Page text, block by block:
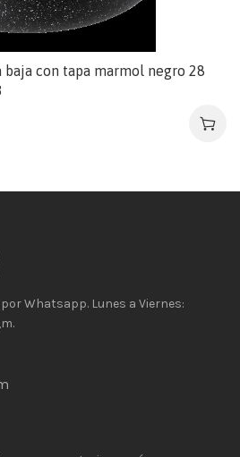
con tapa marmol negro 28
Whatsapp. Lunes a Viernes: